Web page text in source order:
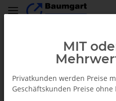
Flaschenzug 250 kg - 20.000 kg
MIT
Privatkunden werden Preise
Geschäftskunden Preise